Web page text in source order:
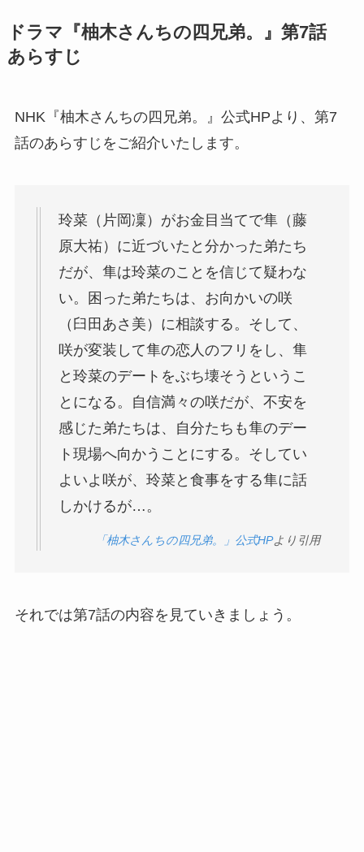
ドラマ『柚木さんちの四兄弟。』第7話
あらすじ
NHK『柚木さんちの四兄弟。』公式HPより、第7
話のあらすじをご紹介いたします。
玲菜（片岡凜）がお金目当てで隼（藤
原大祐）に近づいたと分かった弟たち
だが、隼は玲菜のことを信じて疑わな
い。困った弟たちは、お向かいの咲
（臼田あさ美）に相談する。そして、
咲が変装して隼の恋人のフリをし、隼
と玲菜のデートをぶち壊そうというこ
とになる。自信満々の咲だが、不安を
感じた弟たちは、自分たちも隼のデー
ト現場へ向かうことにする。そしてい
よいよ咲が、玲菜と食事をする隼に話
しかけるが…。
「柚木さんちの四兄弟。」公式HPより引用
それでは第7話の内容を見ていきましょう。